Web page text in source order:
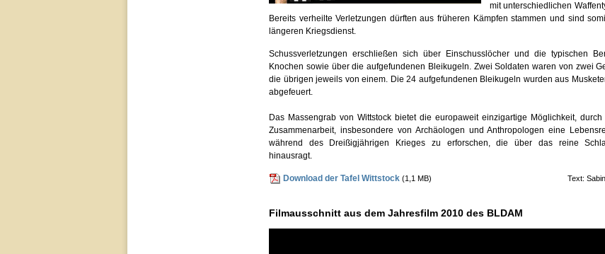
mit unterschiedlichen
Bereits verheilte Verletzungen dürften aus früheren Kämpfen stammen und sind
längeren Kriegsdienst.
Schussverletzungen erschließen sich über Einschusslöcher und die typischen
Knochen sowie über die aufgefundenen Bleikugeln. Zwei Soldaten waren von zwei
die übrigen jeweils von einem. Die 24 aufgefundenen Bleikugeln wurden aus
abgefeuert.
Das Massengrab von Wittstock bietet die europaweit einzigartige Möglichkeit,
Zusammenarbeit, insbesondere von Archäologen und Anthropologen eine
während des Dreißigjährigen Krieges zu erforschen, die über das reine
hinausragt.
Download der Tafel Wittstock (1,1 MB) Text: Sabine
Filmausschnitt aus dem Jahresfilm 2010 des BLDAM